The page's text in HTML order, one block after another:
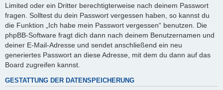
Limited oder ein Dritter berechtigterweise nach deinem Passwort
fragen. Solltest du dein Passwort vergessen haben, so kannst du
die Funktion „Ich habe mein Passwort vergessen“ benutzen. Die
phpBB-Software fragt dich dann nach deinem Benutzernamen und
deiner E-Mail-Adresse und sendet anschließend ein neu
generiertes Passwort an diese Adresse, mit dem du dann auf das
Board zugreifen kannst.
GESTATTUNG DER DATENSPEICHERUNG